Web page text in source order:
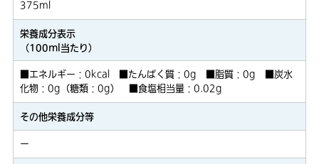
375ml
栄養成分表示
（100ml当たり）
■エネルギー：0kcal ■たんぱく質：0g ■脂質：0g ■炭水
化物：0g（糖類：0g） ■食塩相当量：0.02g
その他栄養成分等
ー